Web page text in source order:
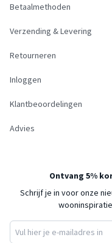
Betaalmethoden
Verzending & Levering
Retourneren
Inloggen
Klantbeoordelingen
Advies
Ontvang 5%
Schrijf je in voor onze